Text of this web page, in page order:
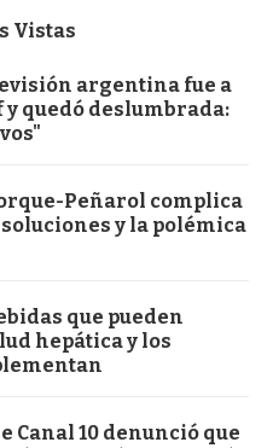
Vistas
argentina fue a
y quedó deslumbrada:
Peñarol complica
y la polémica
que pueden
hepática y los
Canal 10 denunció que